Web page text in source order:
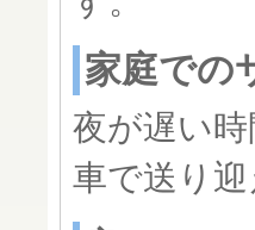
家庭での
夜が遅い
車で送り迎